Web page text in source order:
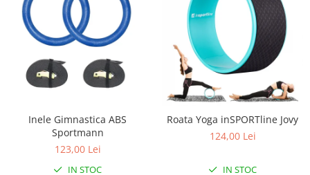
Inele Gimnastica ABS
Sportmann
123,00 Lei
IN STOC
Roata Yoga inSPORTline Jovy
124,00 Lei
IN STOC